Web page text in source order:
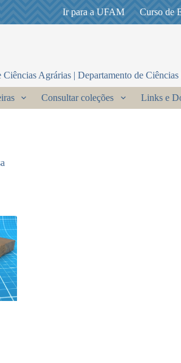
Ir para a UFAM Curso de
Agrárias | Departamento de Ciências
Consultar coleções Links e